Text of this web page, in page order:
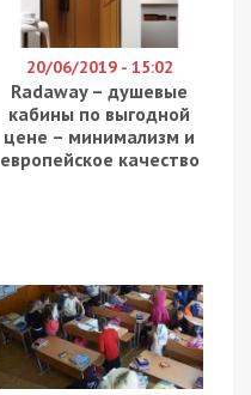
20/06/2019 - 15:02
Radaway – душевые
кабины по выгодной
цене – минимализм и
европейское качество